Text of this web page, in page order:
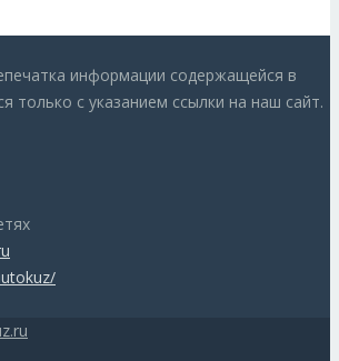
информации содержащейся в
только с указанием ссылки на наш сайт.